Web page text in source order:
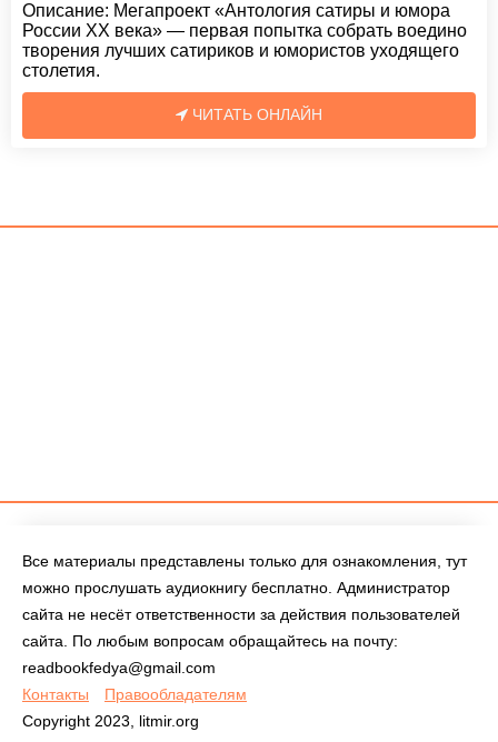
Описание: Мегапроект «Антология сатиры и юмора
России XX века» — первая попытка собрать воедино
творения лучших сатириков и юмористов уходящего
столетия.
ЧИТАТЬ ОНЛАЙН
Все материалы представлены только для ознакомления, тут
можно прослушать аудиокнигу бесплатно. Администратор
сайта не несёт ответственности за действия пользователей
сайта. По любым вопросам обращайтесь на почту:
readbookfedya@gmail.com
Контакты
Правообладателям
Copyright 2023, litmir.org